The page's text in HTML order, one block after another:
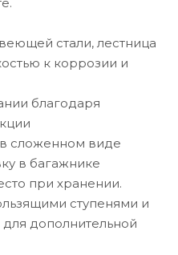
стали, лестница
к коррозии и
благодаря
сложенном виде
в багажнике
при хранении.
ступенями и
дополнительной